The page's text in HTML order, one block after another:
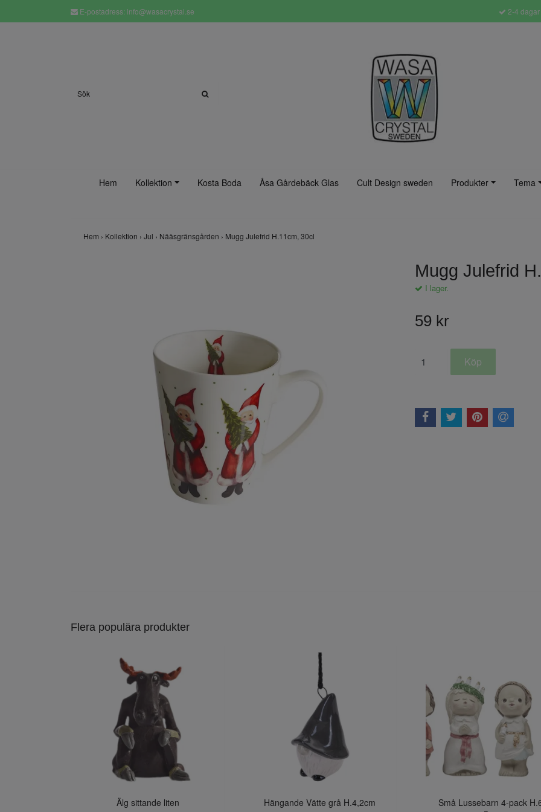
E-postadress: info@wasacrystal.se 2-4
Hem Kollektion Kosta Boda Åsa Gårdebäck Glas Cult Design sweden Produkter Tema
Hem › Kollektion › Jul › Nääsgränsgården › Mugg Julefrid H.11cm, 30cl
Mugg Julefrid
I lager.
59 kr
Flera populära produkter
Älg sittande liten Hängande Vätte grå H.4,2cm
Små Lussebarn 4-pack